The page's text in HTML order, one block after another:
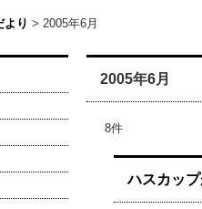
より > 2005年6月
2005年6月
8件
ハスカッ